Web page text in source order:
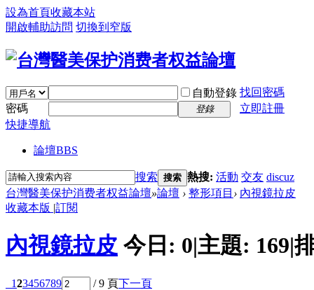
設為首頁收藏本站
開啟輔助訪問 切換到窄版
自動登錄 找回密碼
密碼
登錄
立即註冊
快捷導航
論壇BBS
搜索 搜索 熱搜: 活動 交友 discuz
台灣醫美保护消费者权益論壇»論壇 › 整形項目 › 內視鏡拉皮
收藏本版 |訂閱
內視鏡拉皮 今日: 0|主題: 169|
123456789 / 9 頁下一頁